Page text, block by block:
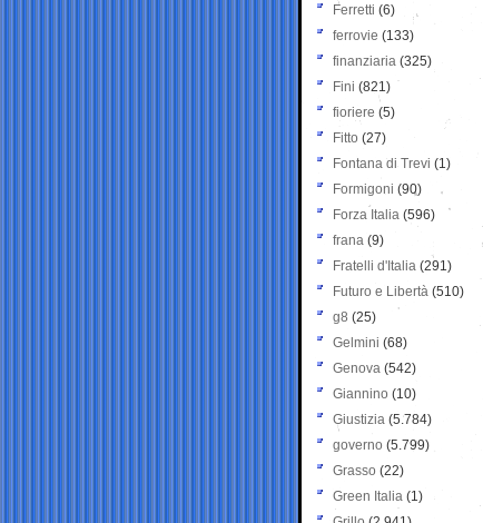
Ferretti (6)
ferrovie (133)
finanziaria (325)
Fini (821)
fioriere (5)
Fitto (27)
Fontana di Trevi (1)
Formigoni (90)
Forza Italia (596)
frana (9)
Fratelli d'Italia (291)
Futuro e Libertà (510)
g8 (25)
Gelmini (68)
Genova (542)
Giannino (10)
Giustizia (5.784)
governo (5.799)
Grasso (22)
Green Italia (1)